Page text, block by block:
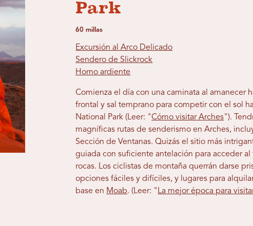
Park
60 millas
Excursión al Arco Delicado
Sendero de Slickrock
Horno ardiente
Comienza el día con una caminata al amanecer
frontal y sal temprano para competir con el sol
National Park (Leer: "Cómo visitar Arches").
magníficas rutas de senderismo en Arches,
Sección de Ventanas. Quizás el sitio más
guiada con suficiente antelación para acceder
rocas. Los ciclistas de montaña querrán darse
opciones fáciles y difíciles, y lugares para
base en Moab. (Leer: " La mejor época para